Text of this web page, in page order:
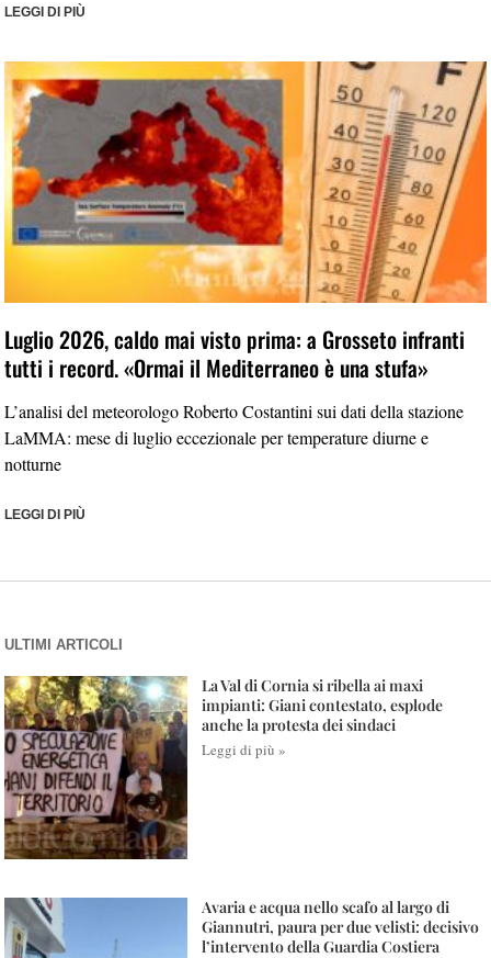
LEGGI DI PIÙ
Luglio 2026, caldo mai visto prima: a Grosseto infranti
tutti i record. «Ormai il Mediterraneo è una stufa»
L’analisi del meteorologo Roberto Costantini sui dati della stazione
LaMMA: mese di luglio eccezionale per temperature diurne e
notturne
LEGGI DI PIÙ
ULTIMI ARTICOLI
La Val di Cornia si ribella ai maxi
impianti: Giani contestato, esplode
anche la protesta dei sindaci
Leggi di più »
Avaria e acqua nello scafo al largo di
Giannutri, paura per due velisti: decisivo
l’intervento della Guardia Costiera